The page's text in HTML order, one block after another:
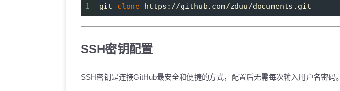
1 git clone https://github.com/zduu/documents.git
SSH密钥配置
SSH密钥是连接GitHub最安全和便捷的方式，配置后无需每次输入用户名密码。